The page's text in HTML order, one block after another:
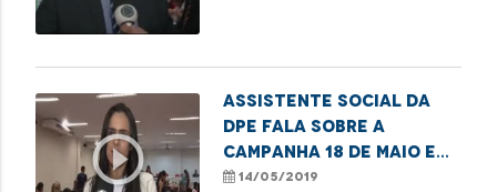
play_circle_outline
Assistente social da
DPE fala sobre a
campanha 18 de maio em
Imperatriz
14/05/2019